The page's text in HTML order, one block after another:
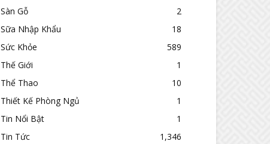
Sàn Gỗ
2
Sữa Nhập Khẩu
18
Sức Khỏe
589
Thế Giới
1
Thể Thao
10
Thiết Kế Phòng Ngủ
1
Tin Nổi Bật
1
Tin Tức
1,346